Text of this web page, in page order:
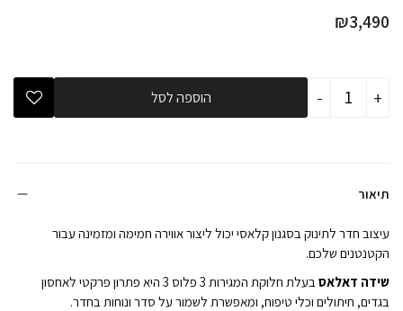
₪3,490
-
כמות
חדר
+ הוספה לסל
תיאור
עיצוב חדר לתינוק בסגנון קלאסי יכול ליצור אווירה חמימה ומזמינה עבור
הקטנטנים שלכם.
שידה דאלאס
בעלת חלוקת המגירות 3 פלוס 3 היא פתרון פרקטי לאחסון
בגדים, חיתולים וכלי טיפוח, ומאפשרת לשמור על סדר ונוחות בחדר.